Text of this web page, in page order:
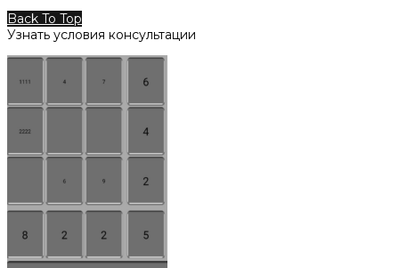
Back To Top
Узнать условия консультации